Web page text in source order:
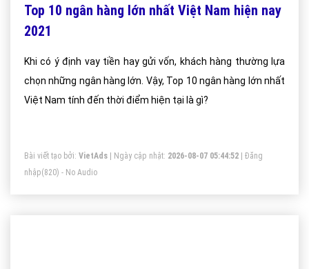
Top 10 ngân hàng lớn nhất Việt Nam hiện nay
2021
Khi có ý định vay tiền hay gửi vốn, khách hàng thường lựa
chọn những ngân hàng lớn. Vậy, Top 10 ngân hàng lớn nhất
Việt Nam tính đến thời điểm hiện tại là gì?
Bài viết tạo bởi: VietAds | Ngày cập nhật: 2026-08-07 05:44:52
Đăng
nhập(820) - No Audio